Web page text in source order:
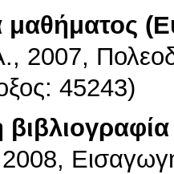
μαθήματος
2007,
45243)